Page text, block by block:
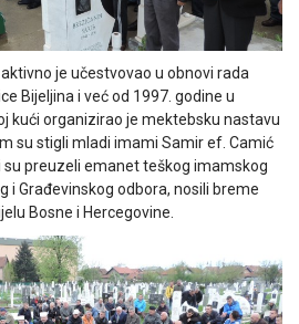
je učestvovao u obnovi rada
Bijeljina i već od 1997. godine u
kući organizirao je mektebsku nastavu
su stigli mladi imami Samir ef. Camić
su preuzeli emanet teškog imamskog
i Građevinskog odbora, nosili breme
Bosne i Hercegovine.